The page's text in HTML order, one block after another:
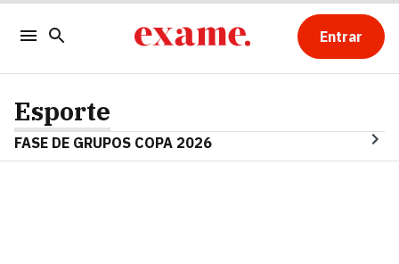
Entrar
Esporte
FASE DE GRUPOS COPA 2026